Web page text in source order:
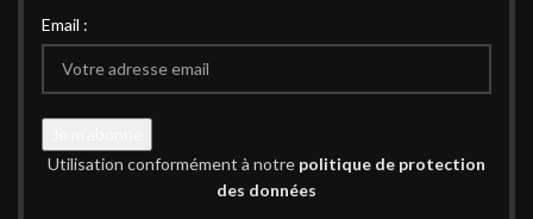
Email :
Utilisation conformément à notre politique de protection
des données